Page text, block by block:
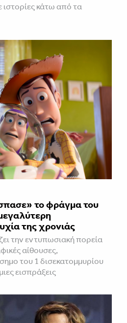
ιστορίες κάτω από τα
το φράγμα του
της χρονιάς
την εντυπωσιακή πορεία
αίθουσες,
του 1 δισεκατομμυρίου
εισπράξεις